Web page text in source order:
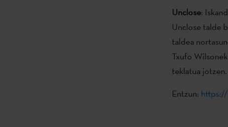
Unclose:
Unclose talde
taldea
Txufo
teklatua
Entzun: